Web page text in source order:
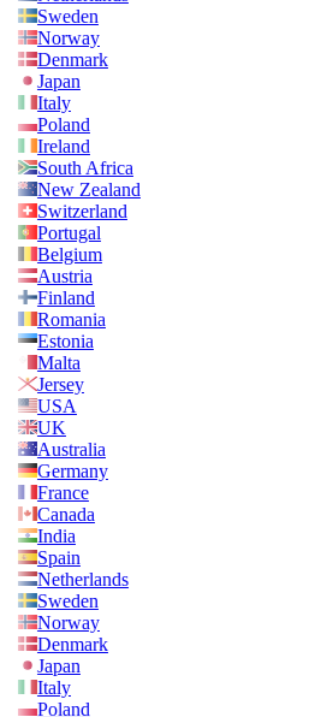
Sweden
Norway
Denmark
Japan
Italy
Poland
Ireland
South Africa
New Zealand
Switzerland
Portugal
Belgium
Austria
Finland
Romania
Estonia
Malta
Jersey
USA
UK
Australia
Germany
France
Canada
India
Spain
Netherlands
Sweden
Norway
Denmark
Japan
Italy
Poland